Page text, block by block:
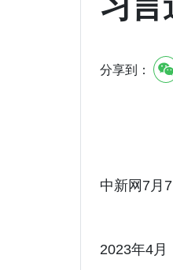
分享到：
中新网7月
2023年4月